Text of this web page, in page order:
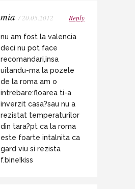
mia / 20.05.2012 Reply
nu am fost la valencia
deci nu pot face
recomandari,insa
uitandu-ma la pozele
de la roma am o
intrebare:floarea ti-a
inverzit casa?sau nu a
rezistat temperaturilor
din tara?pt ca la roma
este foarte intalnita ca
gard viu si rezista
f.bine!kiss